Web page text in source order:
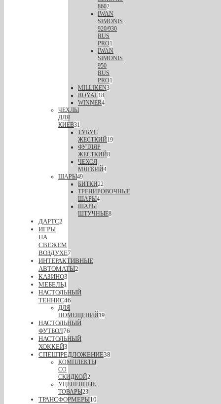
8602
IWAN
SIMONIS
920/930
RUS
PRO1
IWAN
SIMONIS
950
RUS
PRO1
MILLIKEN3
ROYAL18
WINNER4
ЧЕХЛЫ
ДЛЯ
КИЕВ31
ТУБУС
ЖЕСТКИЙ19
ФУТЛЯР
ЖЕСТКИЙ8
ЧЕХОЛ
МЯГКИЙ4
ШАРЫ49
БИТКИ22
ТРЕНИРОВОЧНЫЕ
ШАРЫ4
ШАРЫ
ШТУЧНЫЕ8
ДАРТС2
ИГРЫ
НА
СВЕЖЕМ
ВОЗДУХЕ7
ИНТЕРАКТИВНЫЕ
АВТОМАТЫ2
КАЗИНО3
МЕБЕЛЬ1
НАСТОЛЬНЫЙ
ТЕННИС46
ДЛЯ
ПОМЕЩЕНИЙ19
НАСТОЛЬНЫЙ
ФУТБОЛ76
НАСТОЛЬНЫЙ
ХОККЕЙ3
СПЕЦПРЕДЛОЖЕНИЕ38
КОМПЛЕКТЫ
СО
СКИДКОЙ2
УЦЕНЕННЫЕ
ТОВАРЫ23
ТРАНСФОРМЕРЫ10